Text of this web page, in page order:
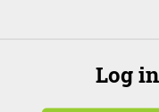
Log